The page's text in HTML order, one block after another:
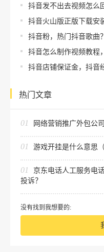
抖音发不出去视频怎么
抖音火山版正版下载安
抖音粉，热门抖音歌曲？
抖音怎么制作视频教程
抖音店铺保证金，抖音
热门文章
01 网络营销推广外包公
01 游戏开挂是什么意思
01
京东电话人工服务电
投诉？
没有找到我想要的: